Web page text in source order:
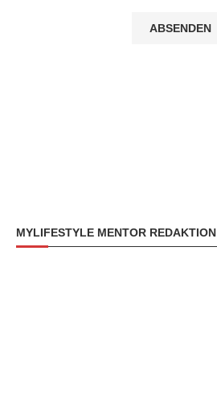
MYLIFESTYLE MENTOR REDAKTION